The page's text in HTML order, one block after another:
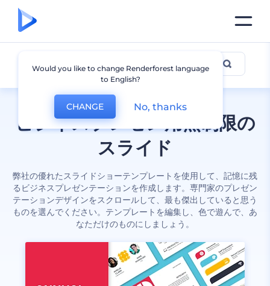
ビジネスプレゼン用無制限の
スライド
弊社の優れたスライドショーテンプレートを使用して、記憶に残
るビジネスプレゼンテーションを作成します。専門家のプレゼン
テーションデザインをスクロールして、最も傑出していると思う
ものを選んでください。テンプレートを編集し、色で遊んで、あ
なただけのものにしましょう。
事業内容
Would you like to change Renderforest language
to English?
CHANGE No, thanks